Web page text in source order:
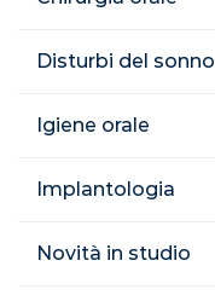
Disturbi del sonno
Igiene orale
Implantologia
Novità in studio